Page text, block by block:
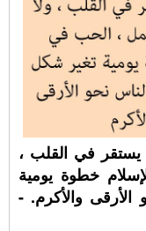
في القلب ،
خطوة يومية
والأكرم. -